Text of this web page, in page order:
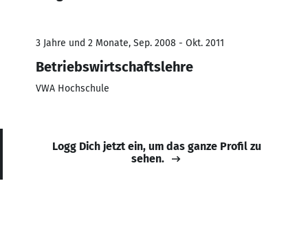
3 Jahre und 2 Monate, Sep. 2008 - Okt. 2011
Betriebswirtschaftslehre
VWA Hochschule
Logg Dich jetzt ein, um das ganze Profil zu
sehen.